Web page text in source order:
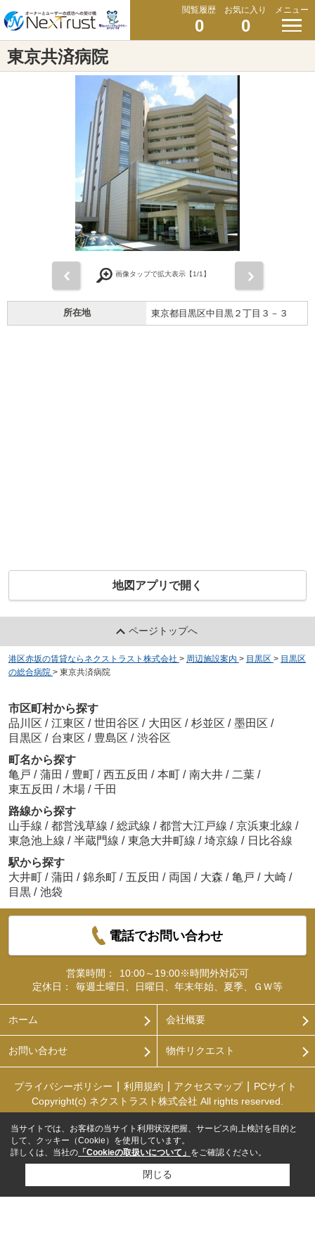
閲覧履歴
0
お気に入り
0
メニュー
東京共済病院
画像タップで拡大表示【1/1】
所在地 東京都目黒区中目黒２丁目３－３
地図アプリで開く
ページトップへ
港区赤坂の賃貸ならネクストラスト株式会社 > 周辺施設案内 > 目黒区 > 目黒区
の総合病院 > 東京共済病院
市区町村から探す
品川区 / 江東区 / 世田谷区 / 大田区 / 杉並区 / 墨田区 /
目黒区 / 台東区 / 豊島区 / 渋谷区
町名から探す
亀戸 / 蒲田 / 豊町 / 西五反田 / 本町 / 南大井 / 二葉 /
東五反田 / 木場 / 千田
路線から探す
山手線 / 都営浅草線 / 総武線 / 都営大江戸線 / 京浜東北線 /
東急池上線 / 半蔵門線 / 東急大井町線 / 埼京線 / 日比谷線
駅から探す
大井町 / 蒲田 / 錦糸町 / 五反田 / 両国 / 大森 / 亀戸 / 大崎 /
目黒 / 池袋
電話でお問い合わせ
営業時間：
10:00～19:00※時間外対応可
定休日：
毎週土曜日、日曜日、年末年始、夏季、ＧＷ等
ホーム 会社概要
お問い合わせ 物件リクエスト
プライバシーポリシー 利用規約 アクセスマップ
PCサイト
Copyright(c) ネクストラスト株式会社 All rights reserved.
当サイトでは、お客様の当サイト利用状況把握、サービス向上検討を目的と
して、クッキー（Cookie）を使用しています。
詳しくは、当社の 「Cookieの取扱いについて」 をご確認ください。
閉じる